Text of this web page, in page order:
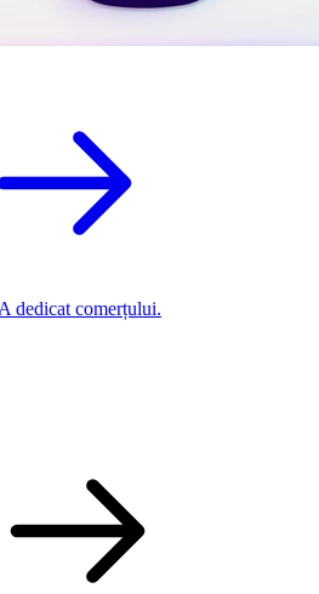
dedicat comerțului.